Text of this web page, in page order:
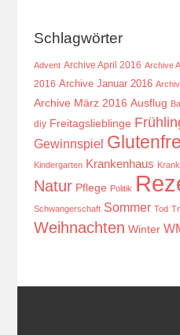
Schlagwörter
Advent Archive April 2016 Archive
2016 Archive Januar 2016
Archive März 2016 Ausflug
diy Freitagslieblinge
Gewinnspiel
Kindergarten Krankenhaus
Natur Pflege Politik
Schwangerschaft Sommer Tod
Weihnachten Winter